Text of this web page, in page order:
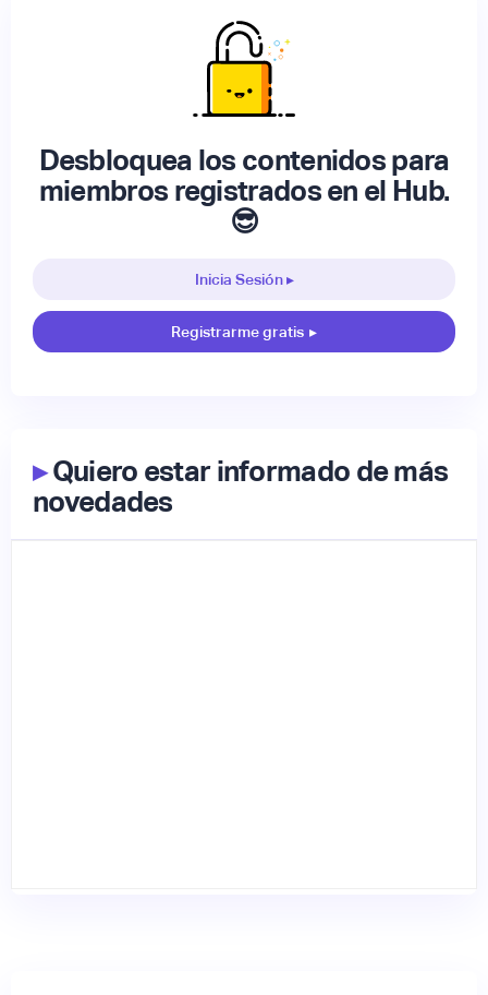
Desbloquea los contenidos para
miembros registrados en el Hub.
😎
Inicia Sesión ▸
Registrarme gratis ▸
▸Quiero estar informado de más
novedades